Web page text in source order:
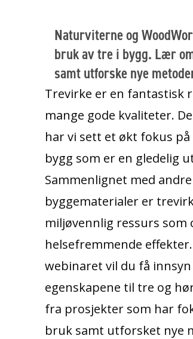
Naturviterne og
bruk av tre i bygg. Lær
samt utforske nye
Trevirke er en fantastisk
mange gode kvaliteter.
har vi sett et økt fokus
bygg som er en gledelig
Sammenlignet med
byggematerialer er
miljøvennlig ressurs som
helsefremmende
webinaret vil du få
egenskapene til tre og
fra prosjekter som har
bruk samt utforsket nye